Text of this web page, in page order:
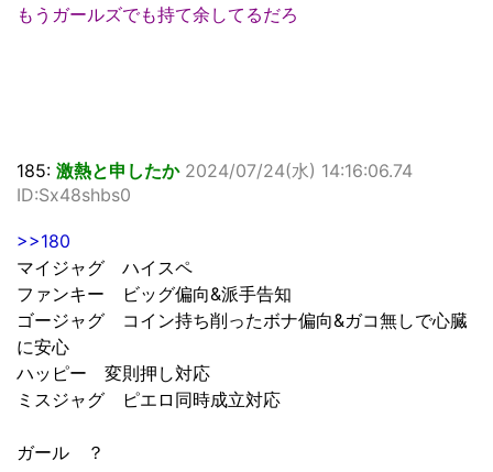
もうガールズでも持て余してるだろ
185: 激熱と申したか 2024/07/24(水) 14:16:06.74
ID:Sx48shbs0
>>180
マイジャグ ハイスペ
ファンキー ビッグ偏向&派手告知
ゴージャグ コイン持ち削ったボナ偏向&ガコ無しで心臓
に安心
ハッピー 変則押し対応
ミスジャグ ピエロ同時成立対応
ガール ？